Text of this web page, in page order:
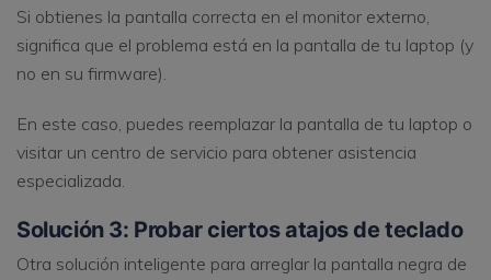
Si obtienes la pantalla correcta en el monitor externo,
significa que el problema está en la pantalla de tu laptop (y
no en su firmware).
En este caso, puedes reemplazar la pantalla de tu laptop o
visitar un centro de servicio para obtener asistencia
especializada.
Solución 3: Probar ciertos atajos de teclado
Otra solución inteligente para arreglar la pantalla negra de